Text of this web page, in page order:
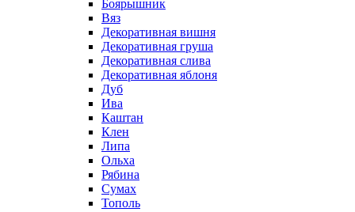
Боярышник
Вяз
Декоративная вишня
Декоративная груша
Декоративная слива
Декоративная яблоня
Дуб
Ива
Каштан
Клен
Липа
Ольха
Рябина
Сумах
Тополь